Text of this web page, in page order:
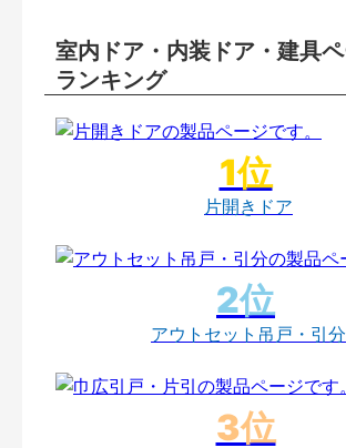
室内ドア・内装ドア・建具
ランキング
片開きドア
アウトセット吊戸・引分